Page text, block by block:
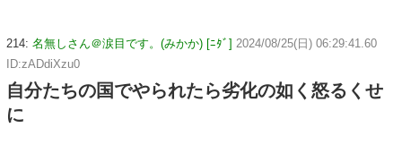
214: 名無しさん＠涙目です。(みかか) [ﾆﾀﾞ] 2024/08/25(日) 06:29:41.60
ID:zADdiXzu0
自分たちの国でやられたら劣化の如く怒るくせ
に